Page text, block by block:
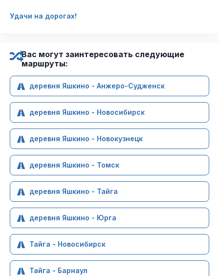
Удачи на дорогах!
Вас могут заинтересовать следующие
маршруты:
деревня Яшкино - Анжеро-Судженск
деревня Яшкино - Новосибирск
деревня Яшкино - Новокузнецк
деревня Яшкино - Томск
деревня Яшкино - Тайга
деревня Яшкино - Юрга
Тайга - Новосибирск
Тайга - Барнаул